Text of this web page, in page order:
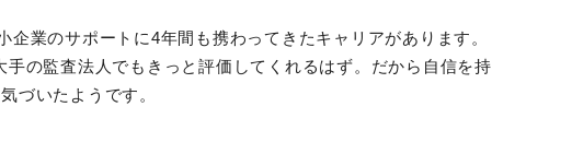
業のサポートに4年間も携わってきたキャリアがあります。
の監査法人でもきっと評価してくれるはず。だから自信を持
づいたようです。